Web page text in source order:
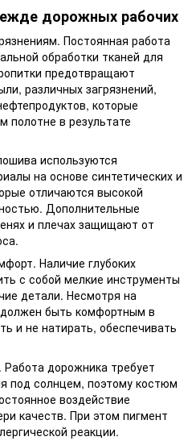
дорожных рабочих
Постоянная работа
обработки тканей для
предотвращают
различных загрязнений,
которые
полотне в результате
используются
на основе синтетических и
отличаются высокой
Дополнительные
и плечах защищают от
Наличие глубоких
с собой мелкие инструменты
детали. Несмотря на
быть комфортным в
и не натирать, обеспечивать
дорожника требует
под солнцем, поэтому костюм
воздействие
качеств. При этом пигмент
реакции.